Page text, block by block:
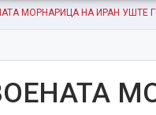
МОРНАРИЦА НА ИРАН УШТЕ ГО